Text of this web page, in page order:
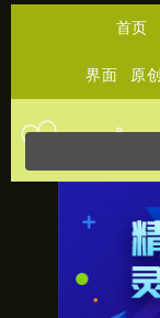
首页
界面 原创